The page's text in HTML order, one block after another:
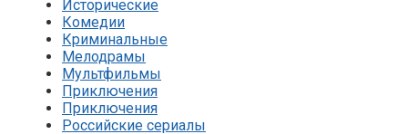
Исторические
Комедии
Криминальные
Мелодрамы
Мультфильмы
Приключения
Приключения
Российские сериалы